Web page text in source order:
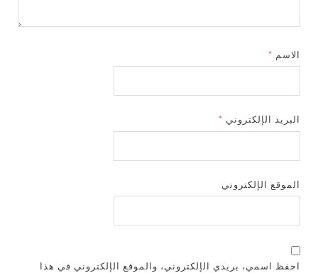
الاسم *
البريد الإلكتروني *
الموقع الإلكتروني
احفظ اسمي، بريدي الإلكتروني، والموقع الإلكتروني في هذا